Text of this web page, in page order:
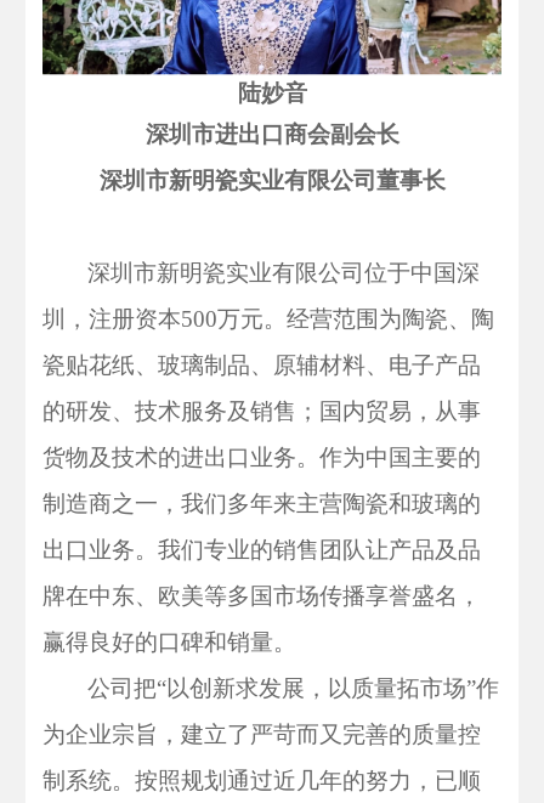
陆妙音
深圳市进出口商会副会长
深圳市新明瓷实业有限公司 董事长
深圳市新明瓷实业有限公司位于中国深
圳， 注册资本500万元。 经营范围为陶瓷、陶
瓷贴花纸、玻璃制品、原辅材料、电子产品
的研发、技术服务及销售；国内贸易，从事
货物及技术的进出口业务。 作为中国主要的
制造商之一，我们多年来主营陶瓷和玻璃的
出口业务。 我们专业的销售团队让产品及品
牌在中东、欧美等多国市场传播享誉盛名，
赢得良好的口碑和销量。
公司把“以创新求发展，以质量拓市场”作
为企业宗旨，建立了严苛而又完善的质量控
制系统。按照规划通过近几年的努力，已顺